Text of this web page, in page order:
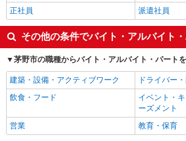
正社員
派遣社員
その他の条件でバイト・アルバイト
茅野市の職種からバイト・アルバイト・パート
建築・設備・アクティブワーク
ドライバー
飲食・フード
イベント・
ーズメント
営業
教育・保育